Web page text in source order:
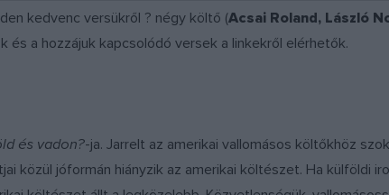
kedvenc versükről ? négy költő (Acsai Roland, László
és a hozzájuk kapcsolódó versek a linkekről elérhetők.
és vadon?-ja. Jarrelt az amerikai vallomásos költőkhöz
közül jóformán hiányzik az amerikai költészet. Ha külföldi